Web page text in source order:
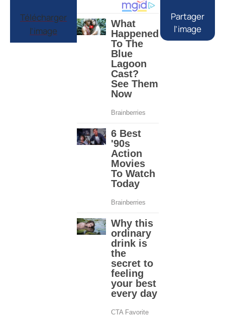
Télécharger
l’image
Partager
l’image